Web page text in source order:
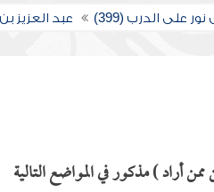
على الدرب (399) عبد العزيز بن
أراد ) مذكور في المواضع التالية